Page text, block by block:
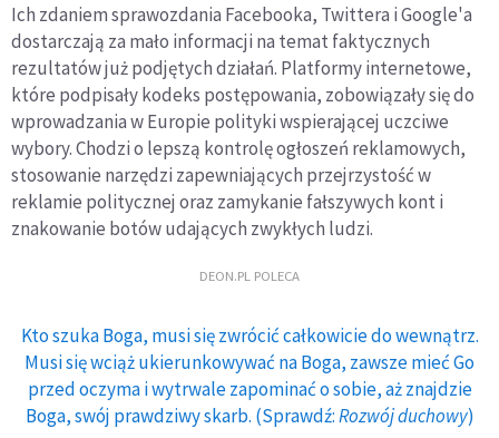
Ich zdaniem sprawozdania Facebooka, Twittera i Google'a
dostarczają za mało informacji na temat faktycznych
rezultatów już podjętych działań. Platformy internetowe,
które podpisały kodeks postępowania, zobowiązały się do
wprowadzania w Europie polityki wspierającej uczciwe
wybory. Chodzi o lepszą kontrolę ogłoszeń reklamowych,
stosowanie narzędzi zapewniających przejrzystość w
reklamie politycznej oraz zamykanie fałszywych kont i
znakowanie botów udających zwykłych ludzi.
DEON.PL POLECA
Kto szuka Boga, musi się zwrócić całkowicie do wewnątrz.
Musi się wciąż ukierunkowywać na Boga, zawsze mieć Go
przed oczyma i wytrwale zapominać o sobie, aż znajdzie
Boga, swój prawdziwy skarb. (Sprawdź:Rozwój duchowy)